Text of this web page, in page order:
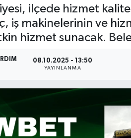
ilçede hizmet
iş makinelerinin ve
hizmet sunacak.
08.10.2025 - 13:50
YAYINLANMA